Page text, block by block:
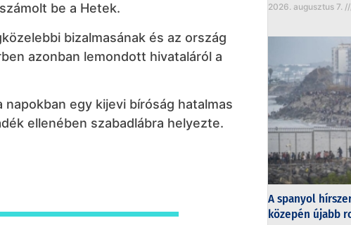
be a Hetek.
bizalmasának és az ország
azonban lemondott hivataláról a
egy kijevi bíróság hatalmas
ellenében szabadlábra helyezte.
2026. augusztus 7.
A spanyol
közepén újabb